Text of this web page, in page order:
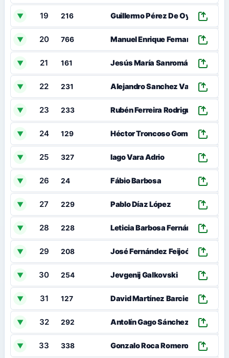
▼ 19 216 Guillermo Pérez De Oya
▼ 20 766 Manuel Enrique Fernandez
▼ 21 161 Jesús María Sanromán Marcote
▼ 22 231 Alejandro Sanchez Vazquez
▼ 23 233 Rubén Ferreira Rodriguez
▼ 24 129 Héctor Troncoso Gomez
▼ 25 327 Iago Vara Adrio
▼ 26 24 Fábio Barbosa
▼ 27 229 Pablo Díaz López
▼ 28 228 Leticia Barbosa Fernández
▼ 29 208 José Fernández Feijoó
▼ 30 254 Jevgenij Galkovski
▼ 31 127 David Martínez Barciela
▼ 32 292 Antolín Gago Sánchez
▼ 33 338 Gonzalo Roca Romero